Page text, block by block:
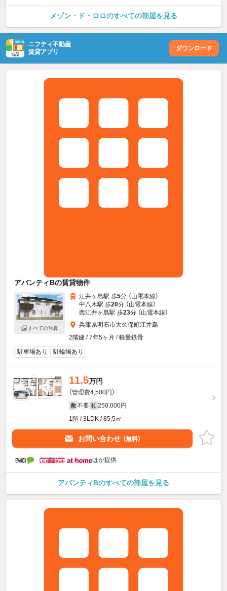
メゾン・ド・ロロのすべての部屋を見る
ニフティ不動産
賃貸アプリ
ダウンロード
アバンティBの賃貸物件
すべての写真
江井ヶ島駅 歩5分 （山電本線）
中八木駅 歩20分 （山電本線）
西江井ヶ島駅 歩23分 （山電本線）
兵庫県明石市大久保町江井島
2階建 / 7年5ヶ月 / 軽量鉄骨
駐車場あり
駐輪場あり
11.5万円
（管理費4,500円）
敷 不要 礼 250,000円
1階 / 3LDK / 85.5㎡
お問い合わせ （無料）
ほか提供
アバンティBのすべての部屋を見る